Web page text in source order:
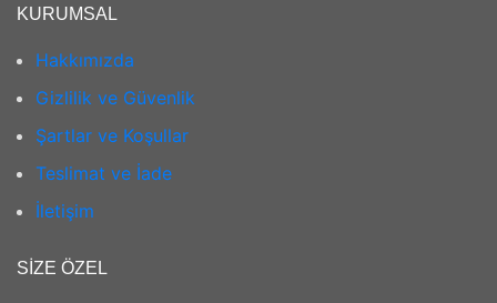
KURUMSAL
Hakkımızda
Gizlilik ve Güvenlik
Şartlar ve Koşullar
Teslimat ve İade
İletişim
SIZE ÖZEL